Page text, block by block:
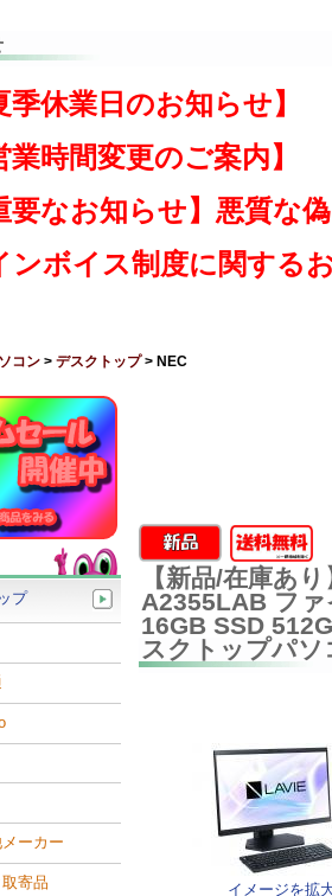
季休業日のお知らせ】
業時間変更のご案内】
要なお知らせ】悪質な
ンボイス制度に関する
コン > デスクトップ> NEC
【新品/在庫あ
A2355LAB フ
16GB SSD
スクトップパ
イメージを拡
プ
ーカー
寄品